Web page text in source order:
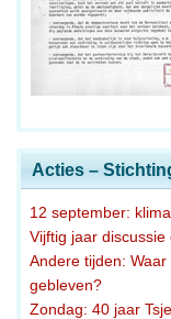
Acties –
12 september:
Vijftig jaar
Andere tijden:
gebleven?
Zondag: 40 jaar